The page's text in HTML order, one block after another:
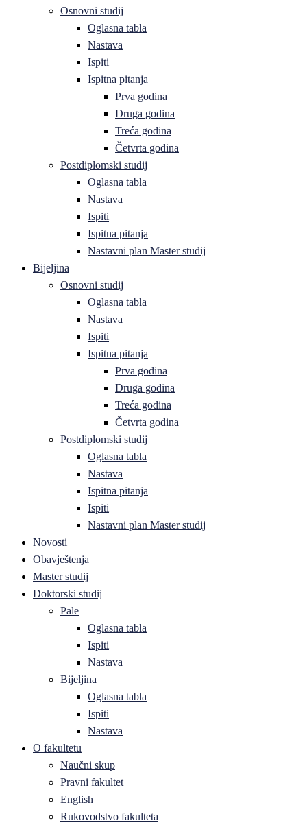
Osnovni studij
Oglasna tabla
Nastava
Ispiti
Ispitna pitanja
Prva godina
Druga godina
Treća godina
Četvrta godina
Postdiplomski studij
Oglasna tabla
Nastava
Ispiti
Ispitna pitanja
Nastavni plan Master studij
Bijeljina
Osnovni studij
Oglasna tabla
Nastava
Ispiti
Ispitna pitanja
Prva godina
Druga godina
Treća godina
Četvrta godina
Postdiplomski studij
Oglasna tabla
Nastava
Ispitna pitanja
Ispiti
Nastavni plan Master studij
Novosti
Obavještenja
Master studij
Doktorski studij
Pale
Oglasna tabla
Ispiti
Nastava
Bijeljina
Oglasna tabla
Ispiti
Nastava
O fakultetu
Naučni skup
Pravni fakultet
English
Rukovodstvo fakulteta